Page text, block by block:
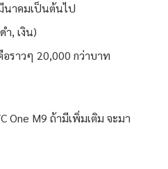
นาคมเป็นต้นไป
, เงิน)
อราวๆ 20,000 กว่าบาท
One M9 ถ้ามีเพิ่มเติม จะมา